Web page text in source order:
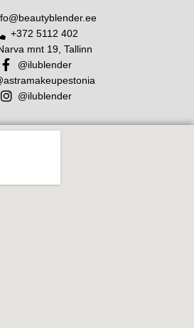
+372 5112 402
mnt 19, Tallinn
@ilublender
@ilublender